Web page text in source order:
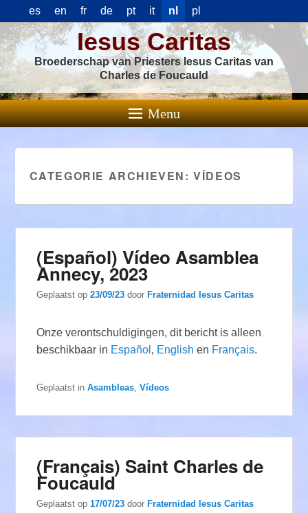
es en fr de pt it nl pl
Iesus Caritas
Broederschap van Priesters Iesus Caritas van
Charles de Foucauld
Menu
CATEGORIE ARCHIEVEN:VÍDEOS
(Español) Vídeo Asamblea
Annecy, 2023
Geplaatst op23/09/23 door Fraternidad Iesus Caritas
Onze verontschuldigingen, dit bericht is alleen
beschikbaar in Español , English en Français.
Geplaatst in Asambleas ,Vídeos
(Français) Saint Charles de
Foucauld
Geplaatst op17/07/23 doorFraternidad Iesus Caritas